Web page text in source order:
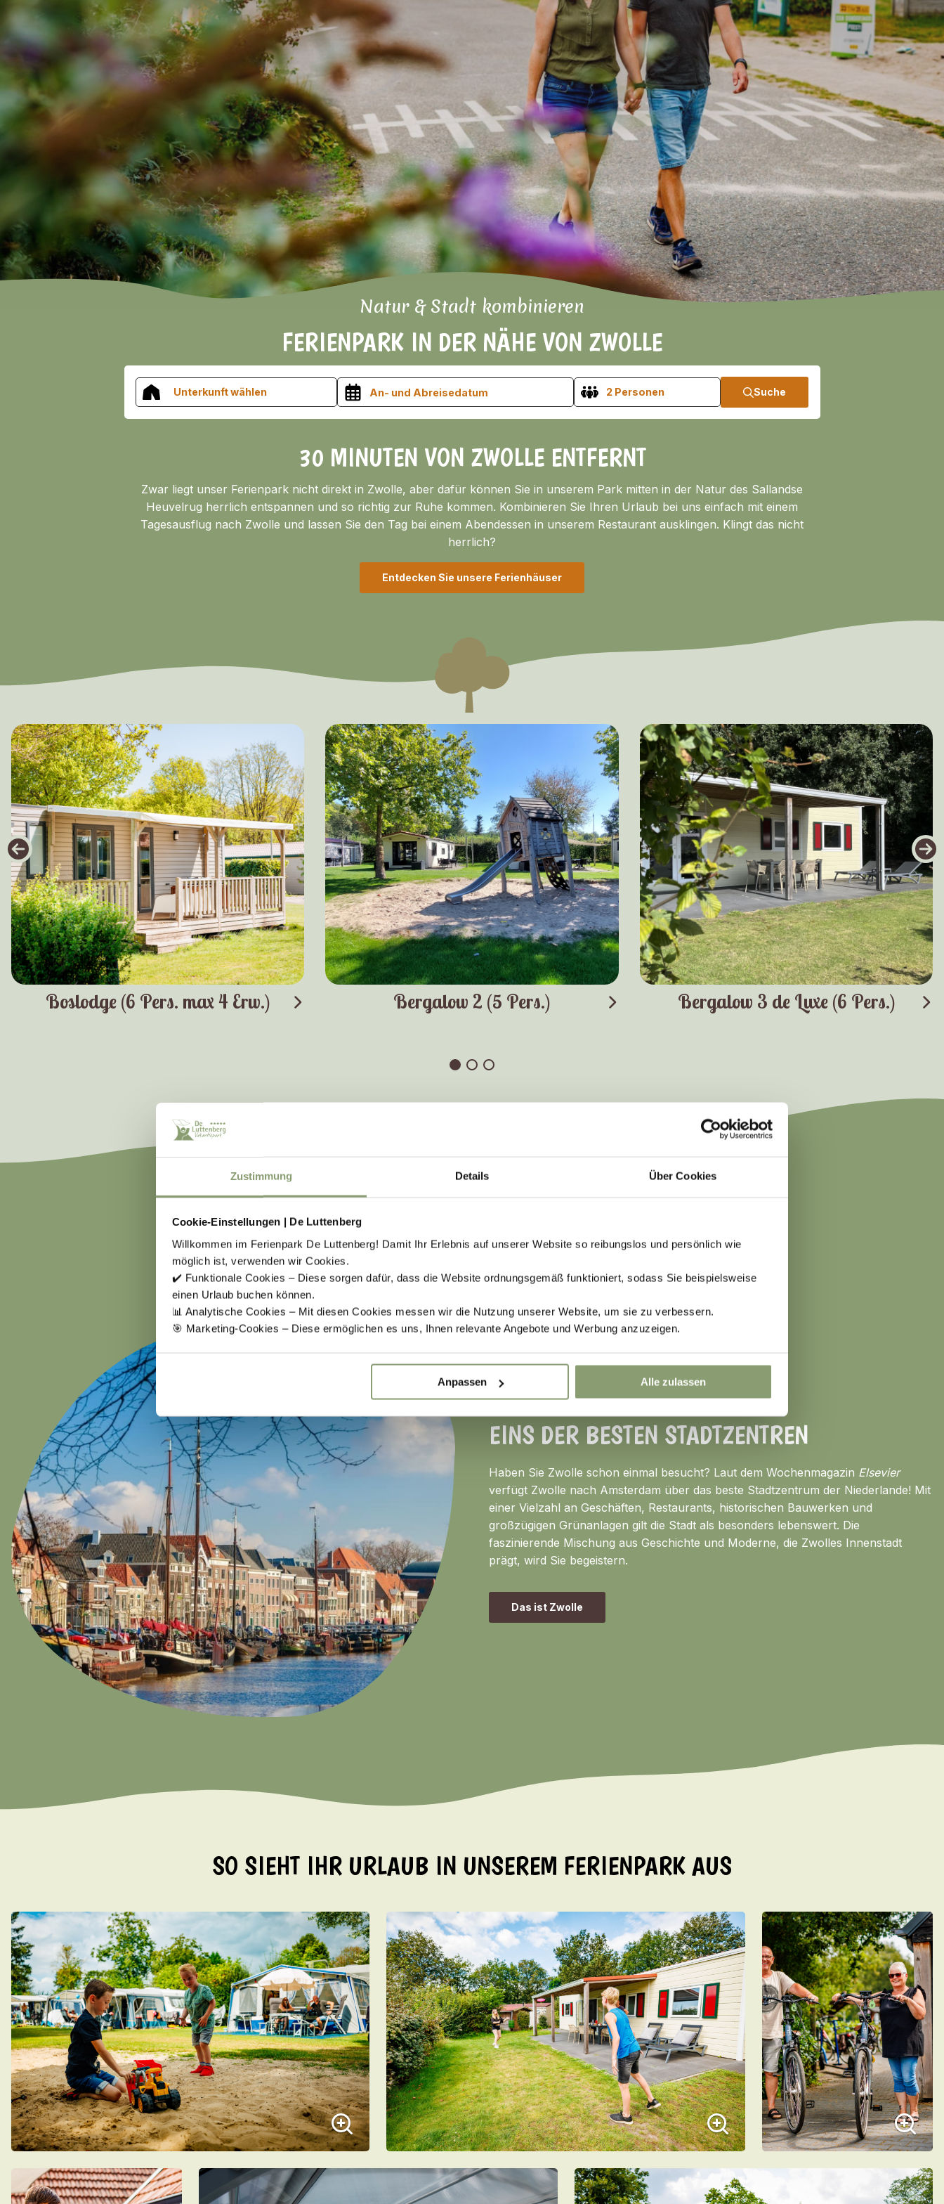
Zustimmung Details Über Cookies
Cookie-Einstellungen | De Luttenberg
Willkommen im Ferienpark De Luttenberg! Damit Ihr Erlebnis auf unserer Website so reibungslos und persönlich wie
möglich ist, verwenden wir Cookies.
✔️ Funktionale Cookies – Diese sorgen dafür, dass die Website ordnungsgemäß funktioniert, sodass Sie beispielsweise
einen Urlaub buchen können.
📊 Analytische Cookies – Mit diesen Cookies messen wir die Nutzung unserer Website, um sie zu verbessern.
🎯 Marketing-Cookies – Diese ermöglichen es uns, Ihnen relevante Angebote und Werbung anzuzeigen.
Anpassen Alle zulassen
Natur & Stadt kombinieren
FERIENPARK IN DER NÄHE VON ZWOLLE
Unterkunft wählen 2 Personen Suche
30 MINUTEN VON ZWOLLE ENTFERNT
Zwar liegt unser Ferienpark nicht direkt in Zwolle, aber dafür können Sie in unserem Park mitten in der Natur des Sallandse
Heuvelrug herrlich entspannen und so richtig zur Ruhe kommen. Kombinieren Sie Ihren Urlaub bei uns einfach mit einem
Tagesausflug nach Zwolle und lassen Sie den Tag bei einem Abendessen in unserem Restaurant ausklingen. Klingt das nicht
herrlich?
Entdecken Sie unsere Ferienhäuser
Boslodge (6 Pers. max 4 Erw.) Bergalow 2 (5 Pers.) Bergalow 3 de Luxe (6 Pers.)
WAS KÖNNEN SIE IN ZWOLLE MACHEN?
Bummeln
EINS DER BESTEN STADTZENTREN
Haben Sie Zwolle schon einmal besucht? Laut dem Wochenmagazin Elsevier
verfügt Zwolle nach Amsterdam über das beste Stadtzentrum der Niederlande! Mit
einer Vielzahl an Geschäften, Restaurants, historischen Bauwerken und
großzügigen Grünanlagen gilt die Stadt als besonders lebenswert. Die
faszinierende Mischung aus Geschichte und Moderne, die Zwolles Innenstadt
prägt, wird Sie begeistern.
Das ist Zwolle
SO SIEHT IHR URLAUB IN UNSEREM FERIENPARK AUS